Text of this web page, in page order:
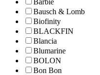
Bausch & Lomb
Biofinity
BLACKFIN
Blancia
Blumarine
BOLON
Bon Bon